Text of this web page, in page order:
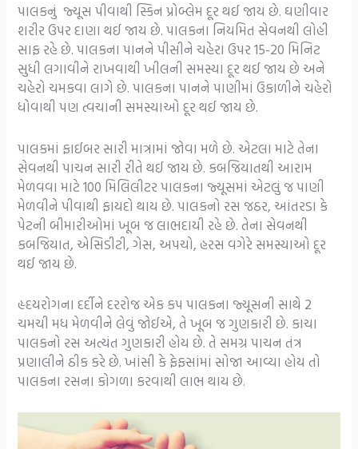
પાલકનું જ્યૂસ પીવાથી સ્કિન પ્રોબ્લેમ દૂર થઈ જાય છે. ઘણીવાર
શરીર ઉપર દાણા થઈ જાય છે. પાલકના નિયમિત સેવનથી લોહી
સાફ રહે છે. પાલકના પાનને પીસીને ચહેરા ઉપર 15-20 મિનિટ
સુધી લગાવીને રાખવાથી ખીલની સમસ્યા દૂર થઈ જાય છે અને
ચહેરો ચમકવા લાગે છે. પાલકના પાનને પાણીમાં ઉકાળીને ચહેરો
ધોવાથી પણ ત્વચાની સમસ્યાઓ દૂર થઈ જાય છે.
પાલકમાં ફાઈબર સારી માત્રામાં જોવા મળે છે. એટલા માટે તેના
સેવનથી પાચન સારી રીતે થઈ જાય છે. કબજિયાતથી આરામ
મેળવવા માટે 100 મિલિલીટર પાલકના જ્યૂસમાં એટલું જ પાણી
મેળવીને પીવાથી ફાયદો થાય છે. પાલકનો રસ જઠર, આંતરડા કે
પેટની બીમારીઓમાં ખૂબ જ લાભદાયી રહે છે. તેના સેવનથી
કબજિયાત, એસિડીટી, ગેસ, અપચો, હરસ વગેરે સમસ્યાઓ દૂર
થઈ જાય છે.
હૃદયરોગના દર્દીને દરરોજ એક કપ પાલકના જ્યૂસની સાથે 2
ચમચી મધ મેળવીને લેવું જોઈએ, તે ખૂબ જ ગુણકારી છે. કાચા
પાલકનો રસ અત્યંત ગુણકારી હોય છે. તે સમગ્ર પાચન તંત્ર
પ્રણાલીને ઠીક કરે છે. ખાંસી કે ફેફસાંમાં સોજા આવ્યા હોય તો
પાલકના રસના કોગળા કરવાથી લાભ થાય છે.